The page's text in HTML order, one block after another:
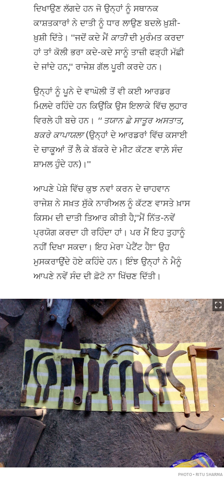
ਦਿਖਾਉਣ ਲੱਗਦੇ ਹਨ ਜੋ ਉਨ੍ਹਾਂ ਨੂੰ ਸਥਾਨਕ
ਕਾਸ਼ਤਕਾਰਾਂ ਨੇ ਦਾਤੀ ਨੂੰ ਧਾਰ ਲਾਉਣ ਬਦਲੇ ਖ਼ੁਸ਼ੀ-
ਖ਼ੁਸ਼ੀ ਦਿੱਤੇ। ''ਜਦੋਂ ਕਦੇ ਮੈਂ ਕਾਤੀਦੀ ਮੁਰੰਮਤ ਕਰਦਾ
ਹਾਂ ਤਾਂ ਕੋਲੀ ਭਰਾ ਕਦੇ-ਕਦੇ ਸਾਨੂੰ ਤਾਜ਼ੀ ਫੜ੍ਹੀ ਮੱਛੀ
ਦੇ ਜਾਂਦੇ ਹਨ,'' ਰਾਜੇਸ਼ ਗੱਲ ਪੂਰੀ ਕਰਦੇ ਹਨ।
ਉਨ੍ਹਾਂ ਨੂੰ ਪੂਨੇ ਦੇ ਵਾਘੋਲੀ ਤੋਂ ਵੀ ਕਈ ਆਰਡਰ
ਮਿਲ਼ਦੇ ਰਹਿੰਦੇ ਹਨ ਕਿਉਂਕਿ ਉਸ ਇਲਾਕੇ ਵਿੱਚ ਲੁਹਾਰ
ਵਿਰਲੇ ਹੀ ਬਚੇ ਹਨ। ''ਤਯਾਨ ਛੇ ਸਾਤੂਰ ਅਸਤਾਤ,
ਬਕਰੇ ਕਾਪਾਯਲਾ(ਉਨ੍ਹਾਂ ਦੇ ਆਰਡਰਾਂ ਵਿੱਚ ਕਸਾਈ
ਦੇ ਚਾਕੂਆਂ ਤੋਂ ਲੈ ਕੇ ਬੱਕਰੇ ਦੇ ਮੀਟ ਕੱਟਣ ਵਾਲ਼ੇ ਸੰਦ
ਸ਼ਾਮਲ ਹੁੰਦੇ ਹਨ)।''
ਆਪਣੇ ਪੇਸ਼ੇ ਵਿੱਚ ਕੁਝ ਨਵਾਂ ਕਰਨ ਦੇ ਚਾਹਵਾਨ
ਰਾਜੇਸ਼ ਨੇ ਸਖ਼ਤ ਸੁੱਕੇ ਨਾਰੀਅਲ ਨੂੰ ਕੱਟਣ ਵਾਸਤੇ ਖ਼ਾਸ
ਕਿਸਮ ਦੀ ਦਾਤੀ ਤਿਆਰ ਕੀਤੀ ਹੈ,''ਮੈਂ ਨਿੱਤ-ਨਵੇਂ
ਪ੍ਰਯੋਗ ਕਰਦਾ ਹੀ ਰਹਿੰਦਾ ਹਾਂ। ਪਰ ਮੈਂ ਇਹ ਤੁਹਾਨੂੰ
ਨਹੀਂ ਦਿਖਾ ਸਕਦਾ। ਇਹ ਮੇਰਾ ਪੇਟੈਂਟ ਹੈ!'' ਉਹ
ਮੁਸਕਰਾਉਂਦੇ ਹੋਏ ਕਹਿੰਦੇ ਹਨ। ਇੰਝ ਉਨ੍ਹਾਂ ਨੇ ਮੈਨੂੰ
ਆਪਣੇ ਨਵੇਂ ਸੰਦ ਦੀ ਫ਼ੋਟੋ ਨਾ ਖਿੱਚਣ ਦਿੱਤੀ।
PHOTO • RITU SHARMA